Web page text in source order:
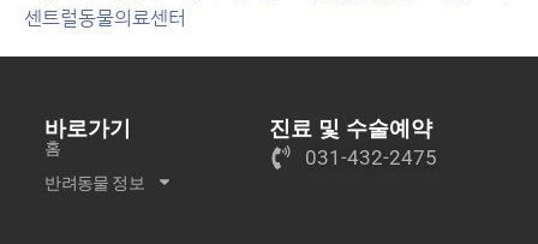
센트럴동물의료센터
바로가기
홈
반려동물 정보
진료 및 수술예약
031-432-2475